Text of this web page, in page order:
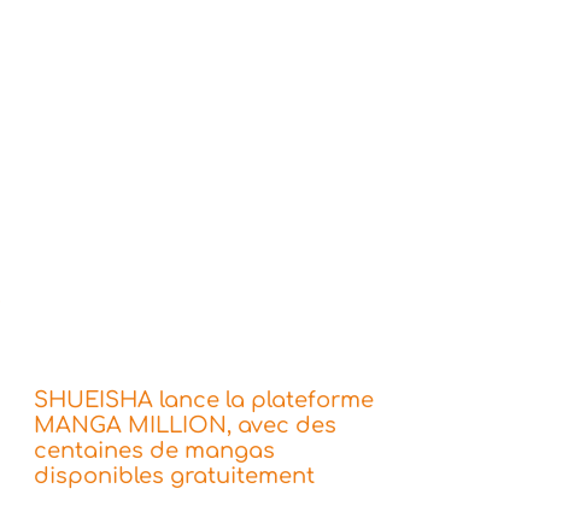
SHUEISHA lance la plateforme
MANGA MILLION, avec des
centaines de mangas
disponibles gratuitement